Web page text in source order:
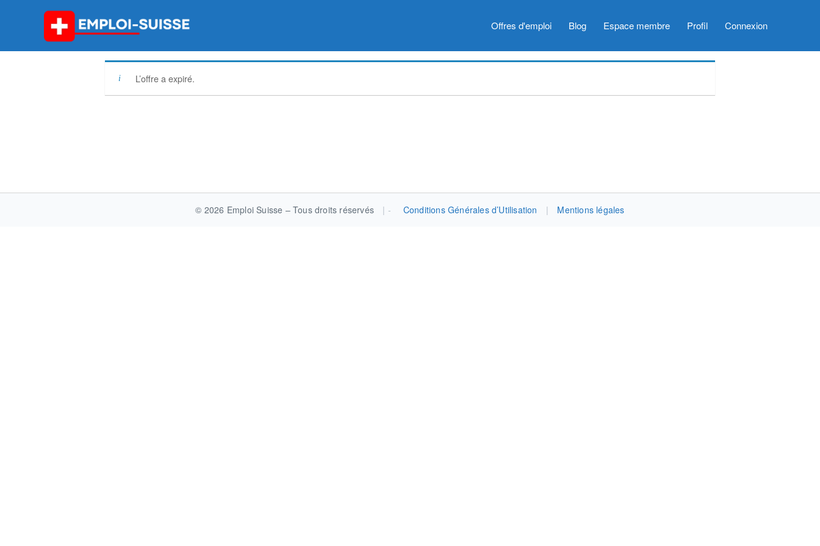
Offres d'emploi Blog Espace membre Profil Connexion
L’offre a expiré.
navigation
© 2026 Emploi Suisse – Tous droits réservés | Conditions Générales d’Utilisation | Mentions légales